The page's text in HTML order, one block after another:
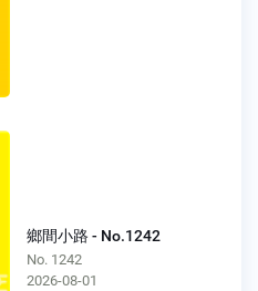
鄉間小路 - No.1242
No. 1242
2026-08-01